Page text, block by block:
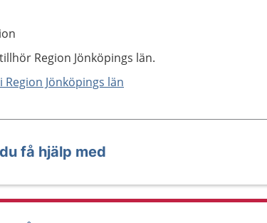
Region Jönköpings län.
Jönköpings län
få hjälp med